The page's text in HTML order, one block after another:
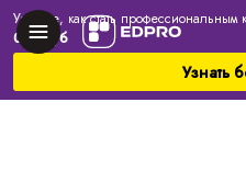
Узнайте, как стать профессиональным
000 руб
Узнать